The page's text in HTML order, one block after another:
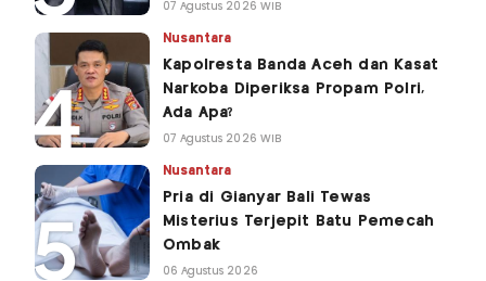
07 Agustus 2026 WIB
Nusantara
Kapolresta Banda Aceh dan Kasat
Narkoba Diperiksa Propam Polri,
Ada Apa?
07 Agustus 2026 WIB
Nusantara
Pria di Gianyar Bali Tewas
Misterius Terjepit Batu Pemecah
Ombak
06 Agustus 2026